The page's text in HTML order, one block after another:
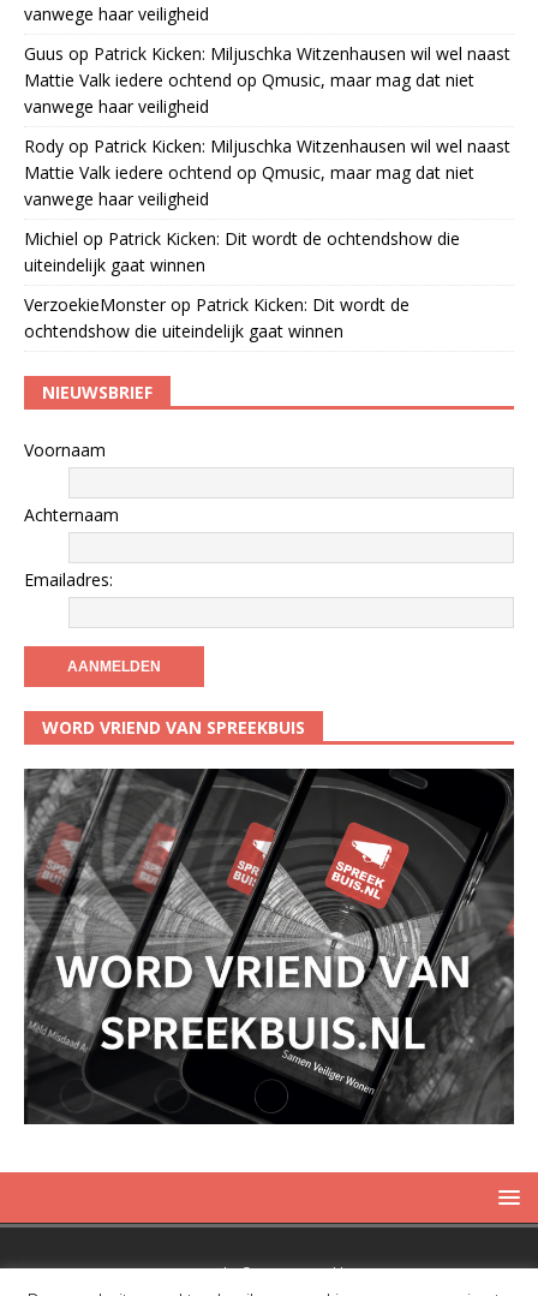
vanwege haar veiligheid
Guus op Patrick Kicken: Miljuschka Witzenhausen wil wel naast
Mattie Valk iedere ochtend op Qmusic, maar mag dat niet
vanwege haar veiligheid
Rody op Patrick Kicken: Miljuschka Witzenhausen wil wel naast
Mattie Valk iedere ochtend op Qmusic, maar mag dat niet
vanwege haar veiligheid
Michiel op Patrick Kicken: Dit wordt de ochtendshow die
uiteindelijk gaat winnen
VerzoekieMonsterop Patrick Kicken: Dit wordt de
ochtendshow die uiteindelijk gaat winnen
NIEUWSBRIEF
Voornaam
Achternaam
Emailadres:
WORD VRIEND VAN SPREEKBUIS
Copyright © 2019 Spreekbuis